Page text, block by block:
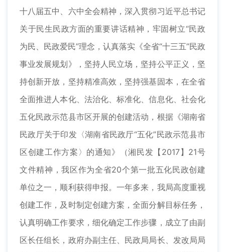
十八届五中、六中全会精神，深入贯彻习近平总书记
关于民生民政方面的重要讲话精神，牢固树立“民政
为民、民政爱民”理念，认真落实《全省“十三五”民政
事业发展规划》，坚持人民立场，坚持公平正义，坚
持创新开放，坚持精准高效，坚持强基固本，在全省
全面推进人本化、法治化、标准化、信息化、社会化
五化民政示范县市区开展的创建活动，根据《湖南省
民政厅关于印发〈湖南省民政厅“五化”民政示范县市
区创建工作方案〉的通知》（湘民发【2017】21号
文件精神，我区作为全省20个第一批五化民政创建
单位之一，顺利获得申报。一年多来，我局高度重视
创建工作，及时制定创建方案，全面分解目标任务，
认真明确工作要求，细化确定工作步骤，成立了由副
区长任组长，政府办副主任、民政局局长、发改局局